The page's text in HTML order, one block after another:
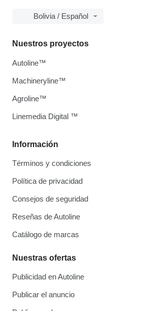
Bolivia / Español
Información
Términos y condiciones
Política de privacidad
Consejos de seguridad
Reseñas de Autoline
Catálogo de marcas
Nuestras ofertas
Publicidad en Autoline
Publicar el anuncio
Nuestros proyectos
Autoline™
Machineryline™
Agroline™
Linemedia Digital ™